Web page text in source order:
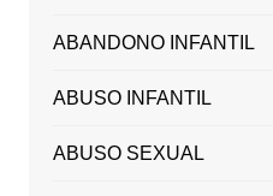
ABANDONO INFANTIL
ABUSO INFANTIL
ABUSO SEXUAL